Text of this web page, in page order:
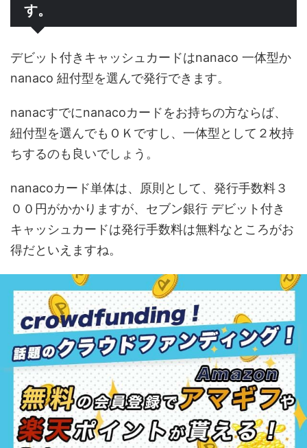
す。
デビット付きキャッシュカードはnanaco 一体型か
nanaco 紐付型を選んで発行できます。
nanacすでにnanacoカードをお持ちの方ならば、
紐付型を選んでもＯＫですし、一体型として２枚持
ちするのも良いでしょう。
nanacoカード単体は、原則として、発行手数料３
００円がかかりますが、セブン銀行 デビット付き
キャッシュカードは発行手数料は無料なところがお
得だといえますね。